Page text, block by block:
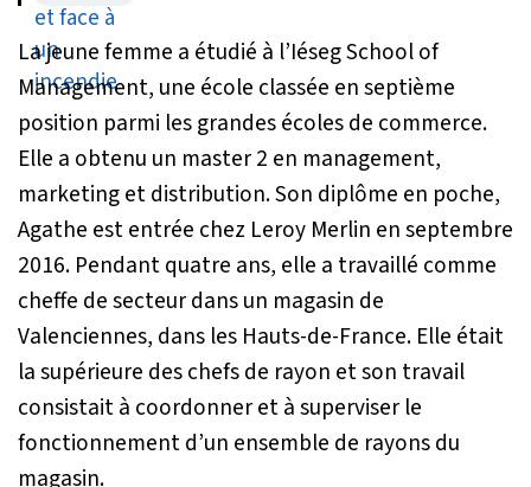
La jeune femme a étudié à l’Iéseg School of
Management, une école classée en septième
position parmi les grandes écoles de commerce.
Elle a obtenu un master 2 en management,
marketing et distribution. Son diplôme en poche,
Agathe est entrée chez Leroy Merlin en septembre
2016. Pendant quatre ans, elle a travaillé comme
cheffe de secteur dans un magasin de
Valenciennes, dans les Hauts-de-France. Elle était
la supérieure des chefs de rayon et son travail
consistait à coordonner et à superviser le
fonctionnement d’un ensemble de rayons du
magasin.